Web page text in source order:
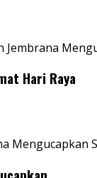
Hari Raya
Mengucapkan